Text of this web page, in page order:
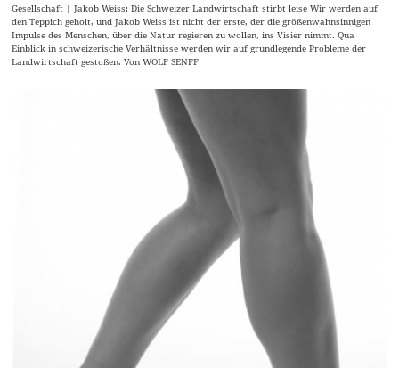
Gesellschaft | Jakob Weiss: Die Schweizer Landwirtschaft stirbt leise Wir werden auf
den Teppich geholt, und Jakob Weiss ist nicht der erste, der die größenwahnsinnigen
Impulse des Menschen, über die Natur regieren zu wollen, ins Visier nimmt. Qua
Einblick in schweizerische Verhältnisse werden wir auf grundlegende Probleme der
Landwirtschaft gestoßen. Von WOLF SENFF